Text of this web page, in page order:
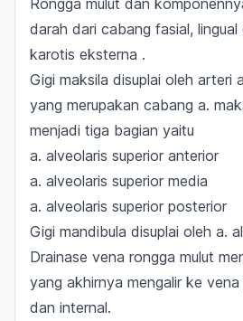
Rongga mulut dan
darah dari cabang fasial, lingual
karotis eksterna .
Gigi maksila disuplai oleh arteri
yang merupakan cabang a.
menjadi tiga bagian yaitu
a. alveolaris superior anterior
a. alveolaris superior media
a. alveolaris superior posterior
Gigi mandibula disuplai oleh a.
Drainase vena rongga mulut
yang akhirnya mengalir ke vena
dan internal.